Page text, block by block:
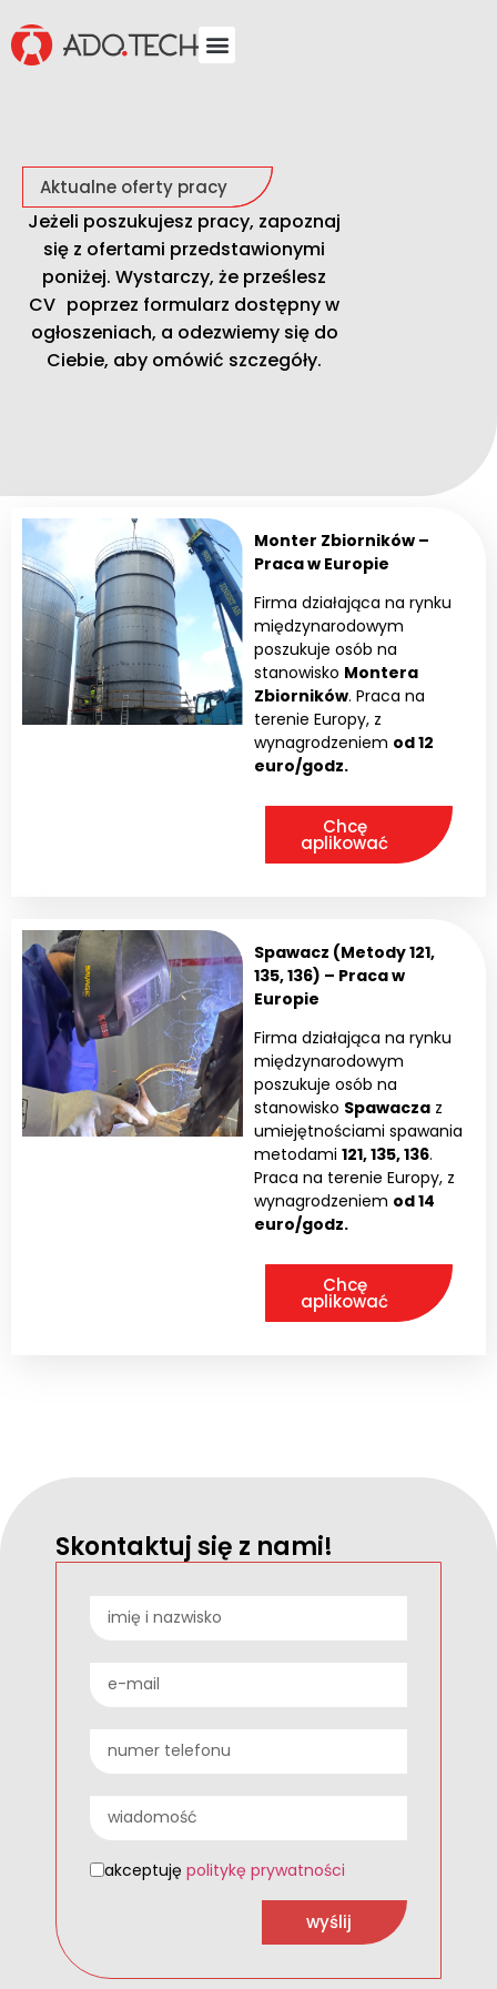
Aktualne oferty pracy
Jeżeli poszukujesz pracy, zapoznaj
się z ofertami przedstawionymi
poniżej. Wystarczy, że prześlesz
CV poprzez formularz dostępny w
ogłoszeniach, a odezwiemy się do
Ciebie, aby omówić szczegóły.
Monter Zbiorników –
Praca w Europie
Firma działająca na rynku
międzynarodowym
poszukuje osób na
stanowisko Montera
Zbiorników. Praca na
terenie Europy, z
wynagrodzeniem od 12
euro/godz.
Chcę
aplikować
Spawacz (Metody 121,
135, 136) – Praca w
Europie
Firma działająca na rynku
międzynarodowym
poszukuje osób na
stanowisko Spawaczaz
umiejętnościami spawania
metodami 121, 135, 136.
Praca na terenie Europy, z
wynagrodzeniem od 14
euro/godz.
Chcę
aplikować
Skontaktuj się z nami!
akceptuję politykę prywatności
wyślij